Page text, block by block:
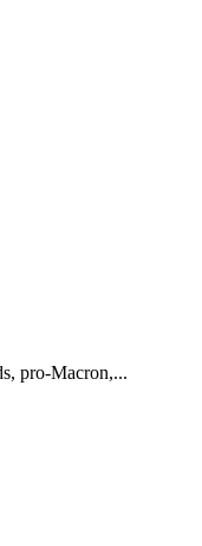
pro-Macron,...